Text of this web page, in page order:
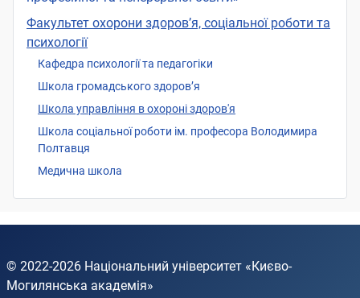
Факультет охорони здоров’я, соціальної роботи та
психології
Кафедра психології та педагогіки
Школа громадського здоров’я
Школа управління в охороні здоров'я
Школа соціальної роботи ім. професора Володимира
Полтавця
Медична школа
© 2022-2026 Національний університет «Києво-
Могилянська академія»